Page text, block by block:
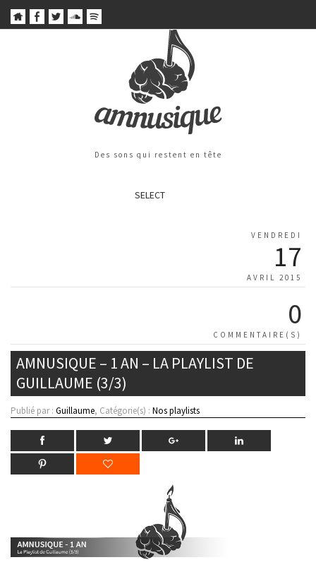
Des sons qui restent en tête
SELECT
VENDREDI
17
AVRIL 2015
0
COMMENTAIRE(S)
AMNUSIQUE – 1 AN – LA PLAYLIST DE
GUILLAUME (3/3)
Publié par : Guillaume, Catégorie(s) : Nos playlists